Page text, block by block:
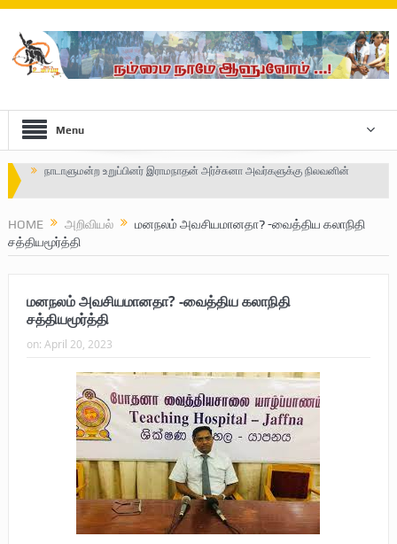
Menu
Safe Zone: Killing Fields – Nilavan
விடுதலைப் பெருமூச்சு : பிரிகேடியர் தீபன்
வரலாற்று ஆவணங்களின் வெளியீட்டு
முள்ளிவாய்க்கால்: செங்குருதி படிந்த வரலாற்றுச் சுவடு
முள்ளிவாய்க்கால்: துரோகத்தின் சாட்சியம்
புலிகளின் குரல் பொறுப்பாளர் திரு. தமிழன்பன் (ஜவான்) அவர்களின் புகழ்
வணக்க நிகழ்வும் ‘விடுதலைச் சிற்பி’ நூல் மற்றும் ‘ஜவான் – திடம் குன்றா
தீக்குரல்’ இசைப்பேழை வெளியீடும்.
உரிமைப் போராட்டம் _
HOME அறிவியல்
மனநலம் அவசியமானதா? -வைத்திய கலாநிதி
சத்தியமூர்த்தி
மனநலம் அவசியமானதா? -வைத்திய கலாநிதி
சத்தியமூர்த்தி
on: April 20, 2023